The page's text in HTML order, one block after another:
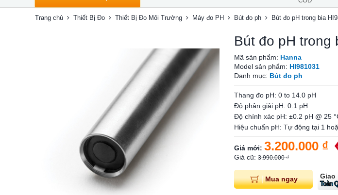
Trang chủ Thiết Bị Đo Thiết Bị Đo Môi Trường Máy đo PH Bút đo ph Bút đo pH trong bia
Bút đo pH trong
Mã sản phẩm: Hanna
Model sản phẩm: HI981031
Danh mục: Bút đo ph
Thang đo pH: 0 to 14.0 pH
Độ phân giải pH: 0.1 pH
Độ chính xác pH: ±0.2 pH @ 25
Hiệu chuẩn pH: Tự động tại 1
Giá mới: 3.200.000 ₫
Giá cũ: 3.990.000 ₫
Mua ngay Giao
Toàn